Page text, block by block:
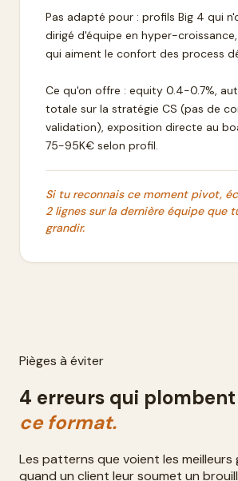
Pas adapté pour : profils Big 4 qui
dirigé d'équipe en hyper-
qui aiment le confort des process
Ce qu'on offre : equity 0.4-0.7%,
totale sur la stratégie CS (pas de
validation), exposition directe au
75-95K€ selon profil.
Si tu reconnais ce moment pivot,
2 lignes sur la dernière équipe que
grandir.
Pièges à éviter
4 erreurs qui plombent
ce format.
Les patterns que voient les
quand un client leur soumet un